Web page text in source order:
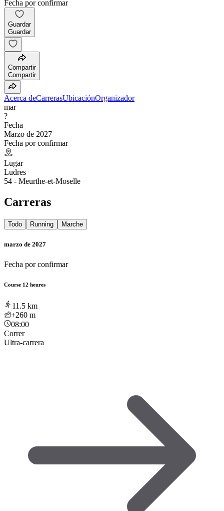
Fecha por confirmar
Guardar
Guardar
Compartir
Compartir
Acerca deCarrerasUbicaciónOrganizador
mar
?
Fecha
Marzo de 2027
Fecha por confirmar
Lugar
Ludres
54 - Meurthe-et-Moselle
Carreras
Todo Running Marche
marzo de 2027
Fecha por confirmar
Course 12 heures
11.5 km
+260 m
08:00
Correr
Ultra-carrera